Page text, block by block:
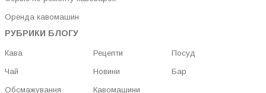
Оренда кавомашин
РУБРИКИ БЛОГУ
Кава
Чай
Обсмажування
Рецепти
Новини
Кавомашини
Посуд
Бар